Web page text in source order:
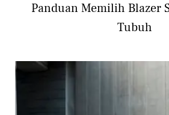
Panduan Memilih Blazer
Tubuh